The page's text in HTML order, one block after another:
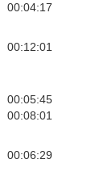
00:04:17
00:12:01
00:05:45
00:08:01
00:06:29